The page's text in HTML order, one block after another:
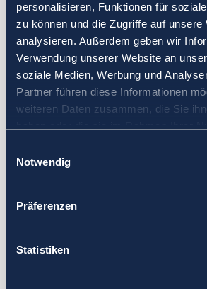
personalisieren, Funktionen für
zu können und die Zugriffe auf unsere
analysieren. Außerdem geben wir
Verwendung unserer Website an
soziale Medien, Werbung und
Partner führen diese Informationen
weiteren Daten zusammen, die Sie
Notwendig
Präferenzen
Statistiken